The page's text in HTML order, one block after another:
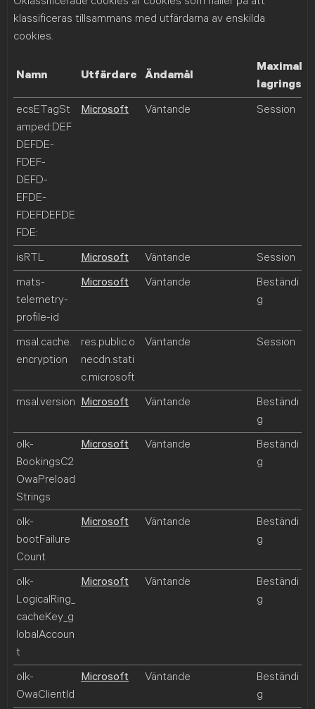
klassificeras tillsammans med utfärdarna av enskilda
cookies.
Namn Utfärdare Ändamål
Maximal
ecsETagSt
amped:DEF
DEFDE-
FDEF-
DEFD-
EFDE-
FDEFDEFDE
FDE:
Microsoft Väntande Session
isRTL Microsoft Väntande
Session
mats-
telemetry-
profile-id
Microsoft Väntande
Beständi
g
msal.cache.
encryption
res.public.o
necdn.stati
c.microsoft
Väntande Session
msal.version Microsoft Väntande
Beständi
g
olk-
BookingsC2
OwaPreload
Strings
Microsoft Väntande
Beständi
g
olk-
bootFailure
Count
Microsoft Väntande
Beständi
g
olk-
LogicalRing_
cacheKey_g
lobalAccoun
t
Microsoft Väntande
Beständi
g
olk-
OwaClientId
Microsoft Väntande
Beständi
g